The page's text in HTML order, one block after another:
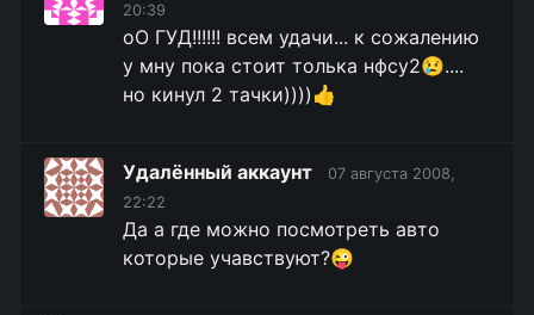
20:39
оО ГУД!!!!!! всем удачи... к сожалению
у мну пока стоит толька нфсу2😢....
но кинул 2 тачки))))👍
Удалённый аккаунт
07 августа 2008,
22:22
Да а где можно посмотреть авто
которые учавствуют?😜